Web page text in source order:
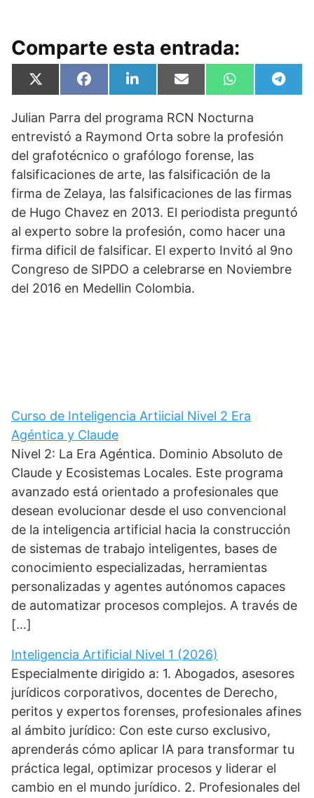
Comparte esta entrada:
Compartir
en
X
(
w
t
t
e
r
Compartir
en
F
a
e
b
o
o
k
Compartir
en
L
i
k
e
d
I
n
Compartir
en
E
m
i
Compartir
en
W
h
t
A
p
p
en
T
e
Julian Parra del programa RCN Nocturna
entrevistó a Raymond Orta sobre la profesión
del grafotécnico o grafólogo forense, las
falsificaciones de arte, las falsificación de la
firma de Zelaya, las falsificaciones de las firmas
de Hugo Chavez en 2013. El periodista preguntó
al experto sobre la profesión, como hacer una
firma dificil de falsificar. El experto Invitó al 9no
Congreso de SIPDO a celebrarse en Noviembre
del 2016 en Medellin Colombia.
Curso de Inteligencia Artiicial Nivel 2 Era
Agéntica y Claude
Nivel 2: La Era Agéntica. Dominio Absoluto de
Claude y Ecosistemas Locales. Este programa
avanzado está orientado a profesionales que
desean evolucionar desde el uso convencional
de la inteligencia artificial hacia la construcción
de sistemas de trabajo inteligentes, bases de
conocimiento especializadas, herramientas
personalizadas y agentes autónomos capaces
de automatizar procesos complejos. A través de
[…]
Inteligencia Artificial Nivel 1 (2026)
Especialmente dirigido a: 1. Abogados, asesores
jurídicos corporativos, docentes de Derecho,
peritos y expertos forenses, profesionales afines
al ámbito jurídico: Con este curso exclusivo,
aprenderás cómo aplicar IA para transformar tu
práctica legal, optimizar procesos y liderar el
cambio en el mundo jurídico. 2. Profesionales del